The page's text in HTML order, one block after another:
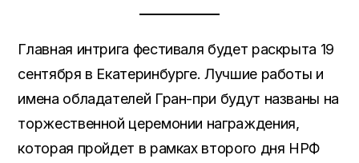
Главная интрига фестиваля будет раскрыта 19
сентября в Екатеринбурге. Лучшие работы и
имена обладателей Гран-при будут названы на
торжественной церемонии награждения,
которая пройдет в рамках второго дня НРФ